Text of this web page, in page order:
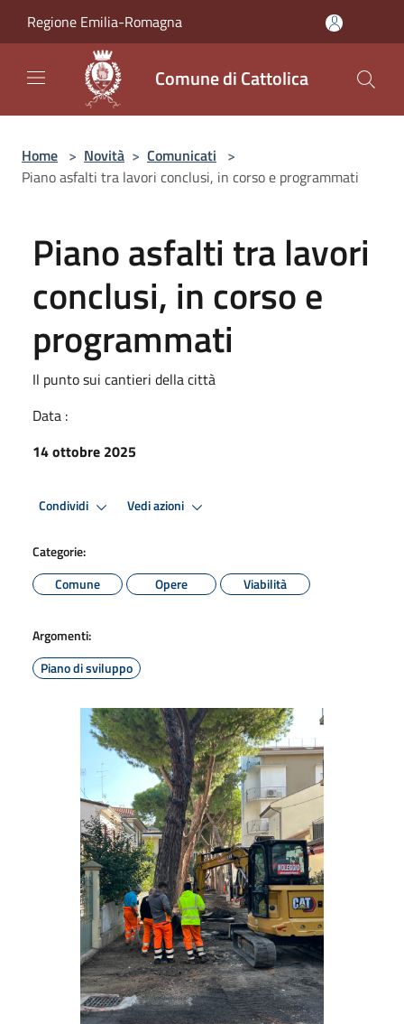
Regione Emilia-Romagna
Comune di Cattolica
Home > Novità > Comunicati >
Piano asfalti tra lavori conclusi, in corso e programmati
Piano asfalti tra lavori
conclusi, in corso e
programmati
Il punto sui cantieri della città
Data :
14 ottobre 2025
Condividi Vedi azioni
Categorie:
Comune
Opere Viabilità
Argomenti:
Piano di sviluppo